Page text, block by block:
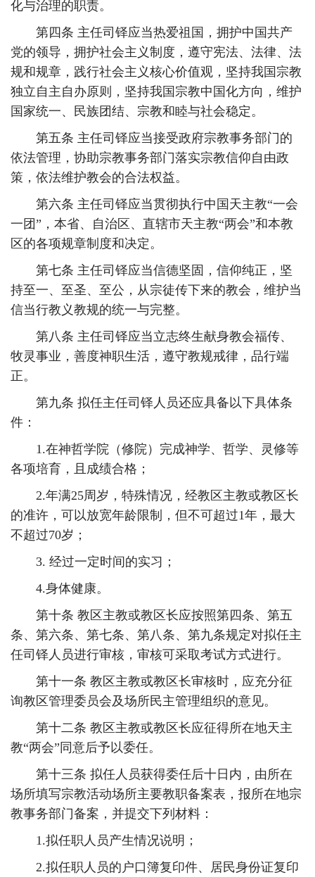
化与治理的职责。
第四条 主任司铎应当热爱祖国，拥护中国共产
党的领导，拥护社会主义制度，遵守宪法、法律、法
规和规章，践行社会主义核心价值观，坚持我国宗教
独立自主自办原则，坚持我国宗教中国化方向，维护
国家统一、民族团结、宗教和睦与社会稳定。
第五条 主任司铎应当接受政府宗教事务部门的
依法管理，协助宗教事务部门落实宗教信仰自由政
策，依法维护教会的合法权益。
第六条 主任司铎应当贯彻执行中国天主教“一会
一团”，本省、自治区、直辖市天主教“两会”和本教
区的各项规章制度和决定。
第七条 主任司铎应当信德坚固，信仰纯正，坚
持至一、至圣、至公，从宗徒传下来的教会，维护当
信当行教义教规的统一与完整。
第八条 主任司铎应当立志终生献身教会福传、
牧灵事业，善度神职生活，遵守教规戒律，品行端
正。
第九条 拟任主任司铎人员还应具备以下具体条
件：
1.在神哲学院（修院）完成神学、哲学、灵修等
各项培育，且成绩合格；
2.年满25周岁，特殊情况，经教区主教或教区长
的准许，可以放宽年龄限制，但不可超过1年，最大
不超过70岁；
3. 经过一定时间的实习；
4.身体健康。
第十条 教区主教或教区长应按照第四条、第五
条、第六条、第七条、第八条、第九条规定对拟任主
任司铎人员进行审核，审核可采取考试方式进行。
第十一条 教区主教或教区长审核时，应充分征
询教区管理委员会及场所民主管理组织的意见。
第十二条 教区主教或教区长应征得所在地天主
教“两会”同意后予以委任。
第十三条 拟任人员获得委任后十日内，由所在
场所填写宗教活动场所主要教职备案表，报所在地宗
教事务部门备案，并提交下列材料：
1.拟任职人员产生情况说明；
2.拟任职人员的户口簿复印件、居民身份证复印